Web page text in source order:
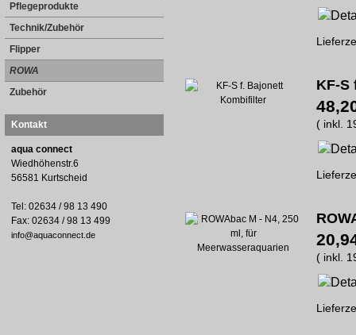
Pflegeprodukte
Technik/Zubehör
Flipper
ROWA
Zubehör
Kontakt
aqua connect
Wiedhöhenstr.6
56581 Kurtscheid
Tel: 02634 / 98 13 490
Fax: 02634 / 98 13 499
info@aquaconnect.de
KF-S
( inkl.
( inkl.